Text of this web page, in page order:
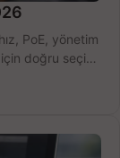
PoE, yönetim
doğru seçimi